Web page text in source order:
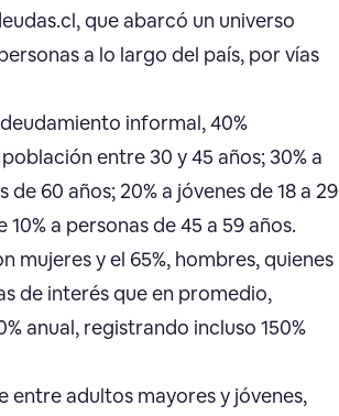
que abarcó un universo
a lo largo del país, por vías
informal, 40%
entre 30 y 45 años; 30% a
de 60 años; 20% a jóvenes de 18 a 29
10% a personas de 45 a 59 años.
mujeres y el 65%, hombres, quienes
de interés que en promedio,
anual, registrando incluso 150%
entre adultos mayores y jóvenes,